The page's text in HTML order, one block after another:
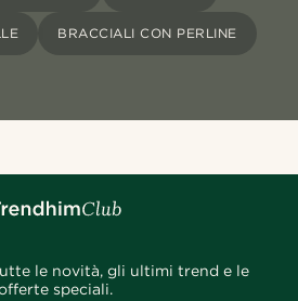
BRACCIALI CON PERLINE
le novità, gli ultimi trend e le
speciali.